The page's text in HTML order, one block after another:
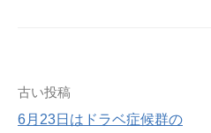
投
古い投稿
6月23日はドラベ症候群の